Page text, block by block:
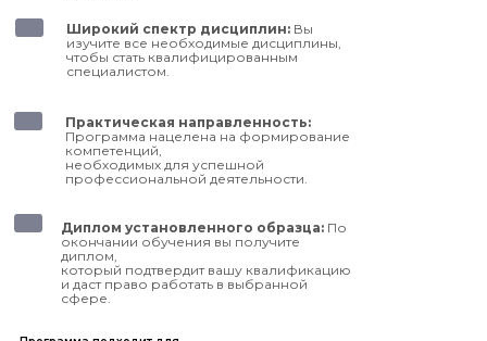
Широкий спектр дисциплин: Вы
изучите все необходимые дисциплины,
чтобы стать квалифицированным
специалистом.
Практическая направленность:
Программа нацелена на формирование
компетенций,
необходимых для успешной
профессиональной деятельности.
Диплом установленного образца: По
окончании обучения вы получите
диплом,
который подтвердит вашу квалификацию
и даст право работать в выбранной
сфере.